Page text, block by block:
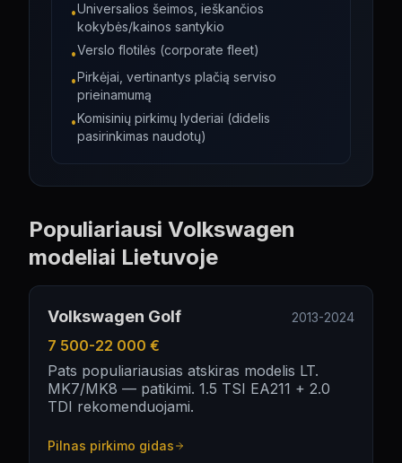
•Universalios šeimos, ieškančios
kokybės/kainos santykio
•Verslo flotilės (corporate fleet)
•Pirkėjai, vertinantys plačią serviso
prieinamumą
•Komisinių pirkimų lyderiai (didelis
pasirinkimas naudotų)
Populiariausi Volkswagen
modeliai Lietuvoje
Volkswagen Golf 2013-2024
7 500-22 000 €
Pats populiariausias atskiras modelis LT.
MK7/MK8 — patikimi. 1.5 TSI EA211 + 2.0
TDI rekomenduojami.
Pilnas pirkimo gidas